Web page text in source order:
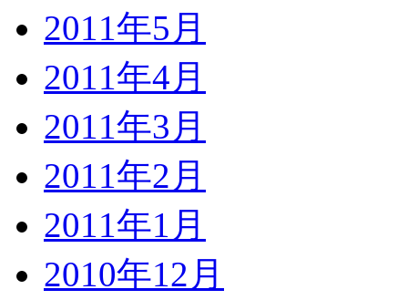
2011年5月
2011年4月
2011年3月
2011年2月
2011年1月
2010年12月